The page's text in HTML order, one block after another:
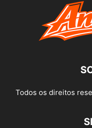
Todos os direitos